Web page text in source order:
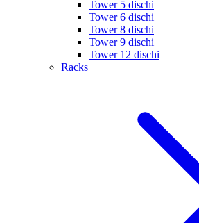
Tower 5 dischi
Tower 6 dischi
Tower 8 dischi
Tower 9 dischi
Tower 12 dischi
Racks